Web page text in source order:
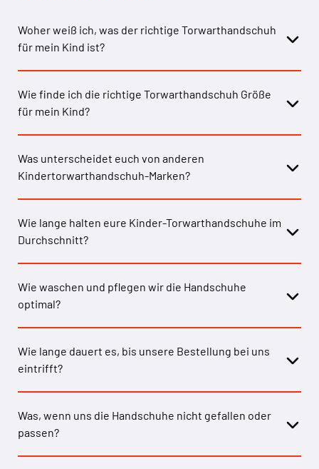
Woher weiß ich, was der richtige Torwarthandschuh
für mein Kind ist?
Wie finde ich die richtige Torwarthandschuh Größe
für mein Kind?
Was unterscheidet euch von anderen
Kindertorwarthandschuh-Marken?
Wie lange halten eure Kinder-Torwarthandschuhe im
Durchschnitt?
Wie waschen und pflegen wir die Handschuhe
optimal?
Wie lange dauert es, bis unsere Bestellung bei uns
eintrifft?
Was, wenn uns die Handschuhe nicht gefallen oder
passen?